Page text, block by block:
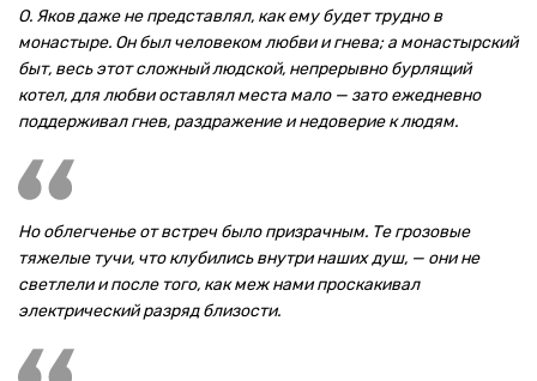
О. Яков даже не представлял, как ему будет трудно в
монастыре. Он был человеком любви и гнева; а монастырский
быт, весь этот сложный людской, непрерывно бурлящий
котел, для любви оставлял места мало — зато ежедневно
поддерживал гнев, раздражение и недоверие к людям.
Но облегченье от встреч было призрачным. Те грозовые
тяжелые тучи, что клубились внутри наших душ, — они не
светлели и после того, как меж нами проскакивал
электрический разряд близости.